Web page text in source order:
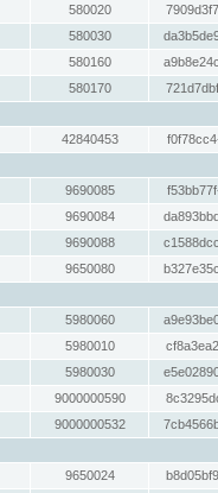
580020
580030
580160
580170
42840453
9690085
9690084
9690088
9650080
5980060
5980010
5980030
9000000590
9000000532
9650024